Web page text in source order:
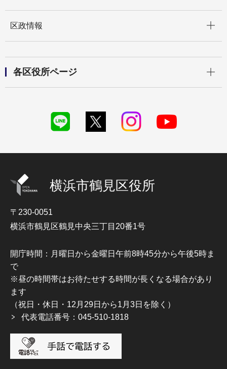
区政情報
各区役所ページ
横浜市鶴見区役所
〒230-0051
横浜市鶴見区鶴見中央三丁目20番1号
開庁時間：月曜日から金曜日午前8時45分から午後5時ま
で
※昼の時間帯はお待たせする時間が長くなる場合があり
ます
（祝日・休日・12月29日から1月3日を除く）
代表電話番号：045-510-1818